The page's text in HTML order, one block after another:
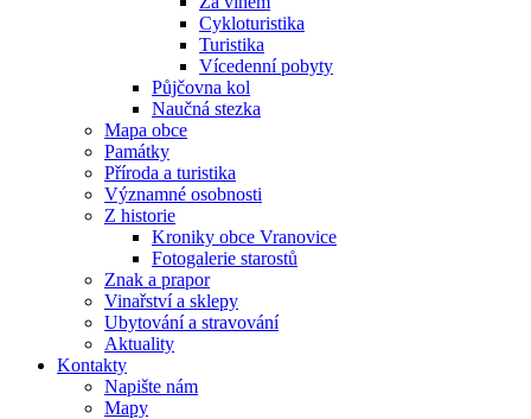
Cykloturistika
Turistika
Vícedenní pobyty
Půjčovna kol
Naučná stezka
Mapa obce
Památky
Příroda a turistika
Významné osobnosti
Z historie
Kroniky obce Vranovice
Fotogalerie starostů
Znak a prapor
Vinařství a sklepy
Ubytování a stravování
Aktuality
Kontakty
Napište nám
Mapy